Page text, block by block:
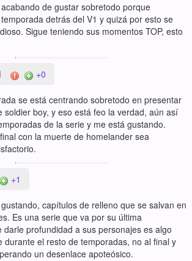
de gustar sobretodo porque
detrás del V1 y quizá por esto se
Sigue teniendo sus momentos TOP, esto
+0
se está centrando sobretodo en presentar
soldier boy, y eso está feo la verdad, aún así
de la serie y me está gustando.
con la muerte de homelander sea
+1
capítulos de relleno que se salvan en
Es una serie que va por su última
darle profundidad a sus personajes es algo
durante el resto de temporadas, no al final y
un desenlace apoteósico.